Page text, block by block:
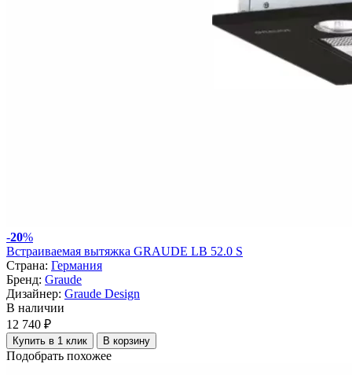
-20%
Встраиваемая вытяжка GRAUDE LB 52.0 S
Страна: Германия
Бренд: Graude
Дизайнер: Graude Design
В наличии
12 740 ₽
Купить в 1 клик В корзину
Подобрать похожее